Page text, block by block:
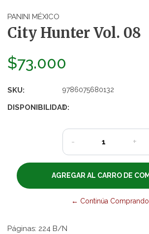
PANINI MÉXICO
City Hunter Vol. 08
$73.000
SKU: 9786075680132
DISPONIBILIDAD:
1
- +
← Continúa Comprando
Páginas: 224 B/N